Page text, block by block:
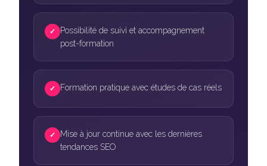
✓
Possibilité de suivi et accompagnement
post-formation
✓ Formation pratique avec études de cas réels
✓
Mise à jour continue avec les dernières
tendances SEO